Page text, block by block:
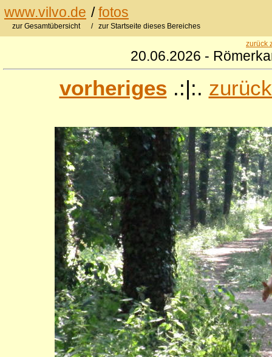
www.vilvo.de /fotos
zur Gesamtübersicht / zur Startseite dieses Bereiches
zurück
20.06.2026 -
vorheriges .:|:.